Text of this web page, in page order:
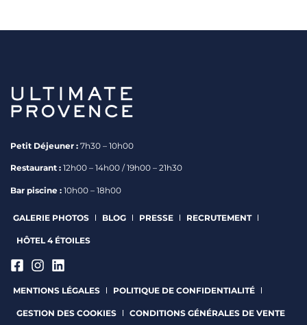
Petit Déjeuner : 7h30 – 10h00
Restaurant : 12h00 – 14h00 / 19h00 – 21h30
Bar piscine : 10h00 – 18h00
GALERIE PHOTOS BLOG PRESSE RECRUTEMENT
HÔTEL 4 ÉTOILES
MENTIONS LÉGALES POLITIQUE DE CONFIDENTIALITÉ
GESTION DES COOKIES CONDITIONS GÉNÉRALES DE VENTE